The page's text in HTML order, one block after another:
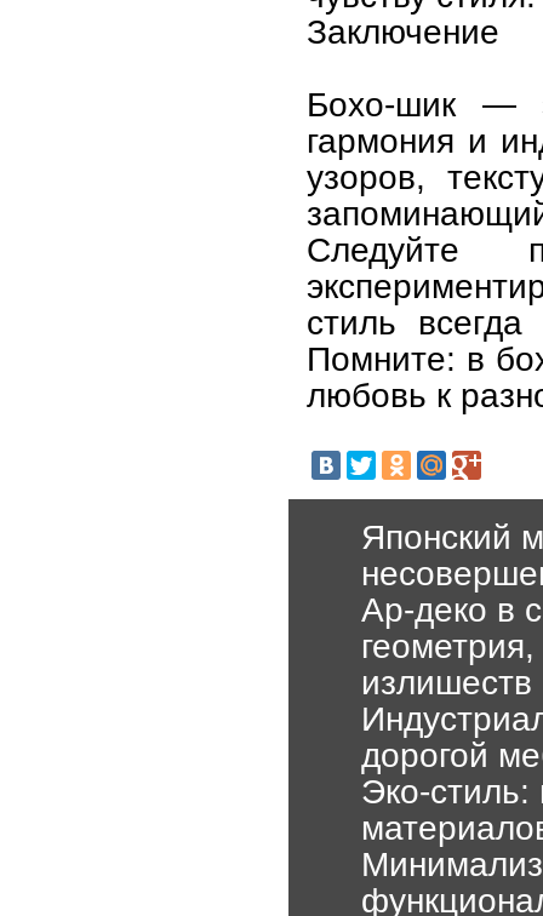
Заключение
Бохо-шик —
гармония и
узоров,
Следуйте
стиль
Помните: в
любовь к
Японский
Ар-деко в
излишеств
дорогой
Эко-стиль: